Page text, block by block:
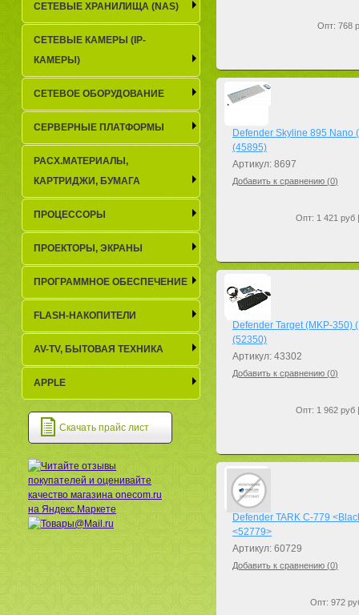
Опт: 768
Defender Skyline 895 Nano
(45895)
Артикул: 8697
Добавить к сравнению (0)
Опт: 1 421 руб
Defender Target (MKP-
(52350)
Артикул: 43302
Добавить к сравнению (0)
Опт: 1 962 руб
Defender TARK C-779
<52779>
Артикул: 60729
Добавить к сравнению (0)
Опт: 972
СЕТЕВЫЕ ХРАНИЛИЩА (NAS)
СЕТЕВЫЕ КАМЕРЫ (IP-
КАМЕРЫ)
СЕТЕВОЕ ОБОРУДОВАНИЕ
СЕРВЕРНЫЕ ПЛАТФОРМЫ
РАСХ.МАТЕРИАЛЫ,
КАРТРИДЖИ, БУМАГА
ПРОЦЕССОРЫ
ПРОЕКТОРЫ, ЭКРАНЫ
ПРОГРАММНОЕ ОБЕСПЕЧЕНИЕ
FLASH-НАКОПИТЕЛИ
AV-TV, БЫТОВАЯ ТЕХНИКА
APPLE
Скачать прайс лист